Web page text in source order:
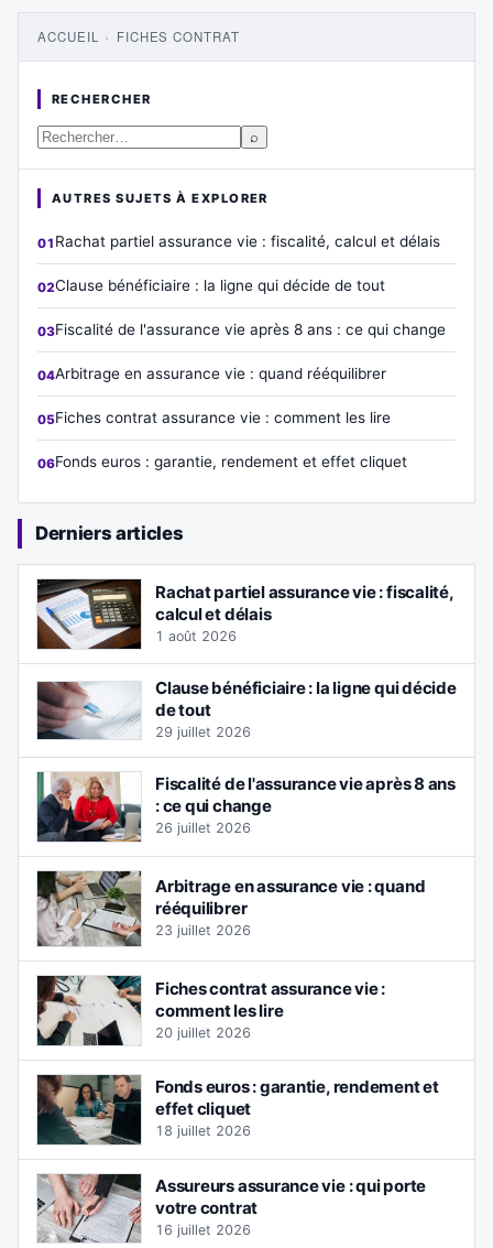
ACCUEIL › FICHES CONTRAT
RECHERCHER
⌕
AUTRES SUJETS À EXPLORER
Rachat partiel assurance vie : fiscalité, calcul et délais
Clause bénéficiaire : la ligne qui décide de tout
Fiscalité de l'assurance vie après 8 ans : ce qui change
Arbitrage en assurance vie : quand rééquilibrer
Fiches contrat assurance vie : comment les lire
Fonds euros : garantie, rendement et effet cliquet
Derniers articles
Rachat partiel assurance vie : fiscalité,
calcul et délais
1 août 2026
Clause bénéficiaire : la ligne qui décide
de tout
29 juillet 2026
Fiscalité de l'assurance vie après 8 ans
: ce qui change
26 juillet 2026
Arbitrage en assurance vie : quand
rééquilibrer
23 juillet 2026
Fiches contrat assurance vie :
comment les lire
20 juillet 2026
Fonds euros : garantie, rendement et
effet cliquet
18 juillet 2026
Assureurs assurance vie : qui porte
votre contrat
16 juillet 2026